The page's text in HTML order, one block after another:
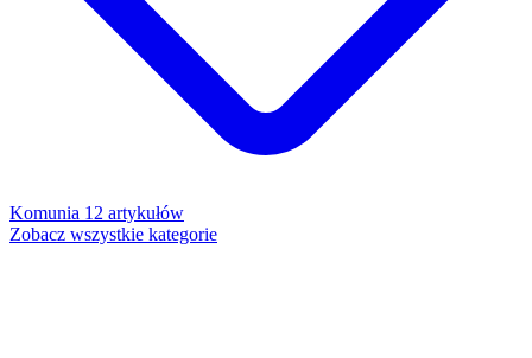
Komunia 12 artykułów
Zobacz wszystkie kategorie